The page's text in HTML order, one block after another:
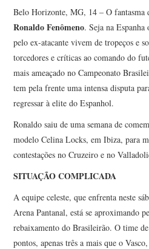
Belo Horizonte, MG, 14 – O fantasma
Ronaldo Fenômeno. Seja na
pelo ex-atacante vivem de tropeços e
torcedores e críticas ao comando do
mais ameaçado no Campeonato
tem pela frente uma intensa disputa
regressar à elite do Espanhol.
Ronaldo saiu de uma semana de
modelo Celina Locks, em Ibiza, para
contestações no Cruzeiro e no
SITUAÇÃO COMPLICADA
A equipe celeste, que enfrenta neste
Arena Pantanal, está se aproximando
rebaixamento do Brasileirão. O time
pontos, apenas três a mais que o